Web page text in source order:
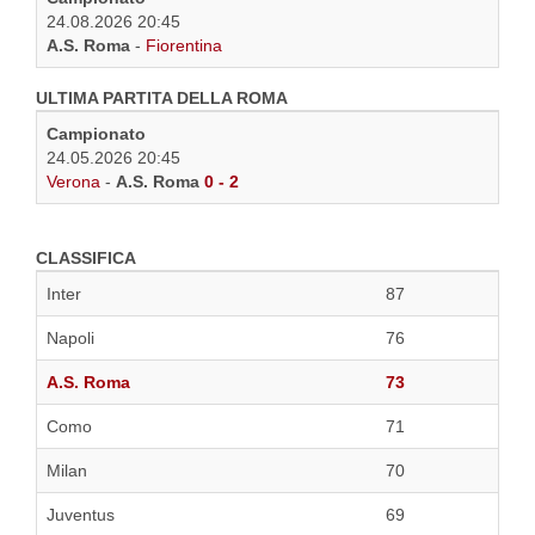
24.08.2026 20:45
A.S. Roma - Fiorentina
ULTIMA PARTITA DELLA ROMA
Campionato
24.05.2026 20:45
Verona - A.S. Roma 0 - 2
CLASSIFICA
Inter
87
Napoli 76
A.S. Roma 73
Como 71
Milan 70
Juventus 69